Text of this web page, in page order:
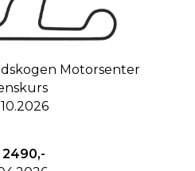
Motorsenter
2490,-